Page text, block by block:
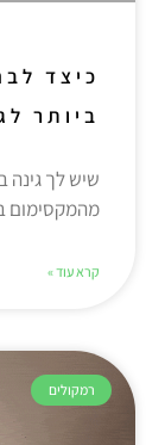
כיצד
ביותר
שיש לך גינה
מהמקסימום
קרא עוד »
רמקולים